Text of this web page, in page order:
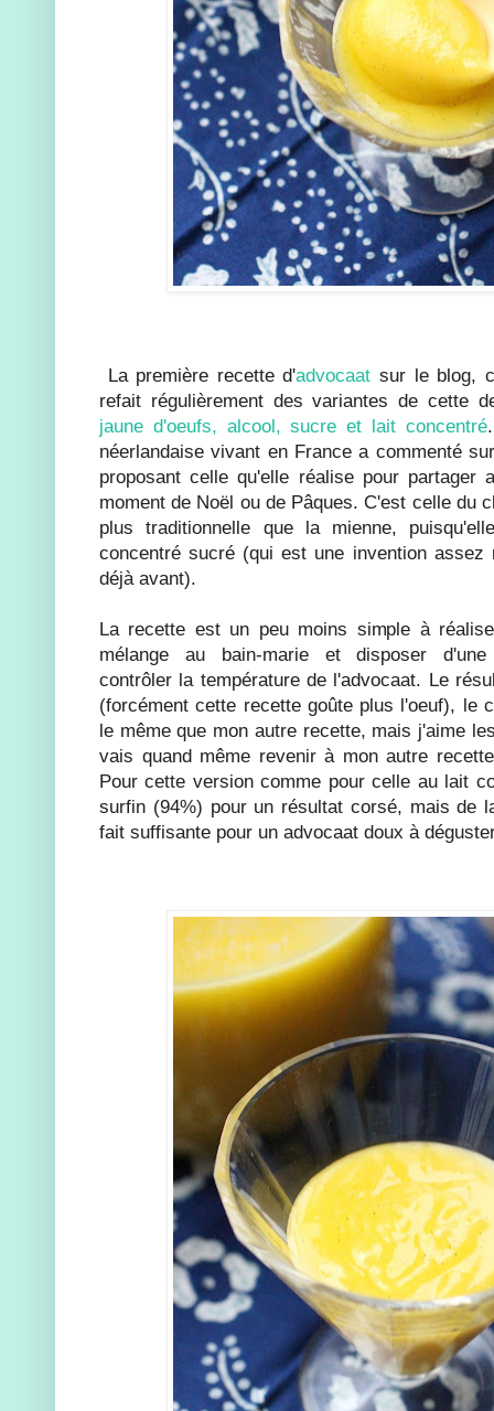
La première recette d'advocaat sur le blog,
refait régulièrement des variantes de cette
jaune d'oeufs, alcool, sucre et lait concentré
néerlandaise vivant en France a commenté
proposant celle qu'elle réalise pour partager
moment de Noël ou de Pâques. C'est celle du
plus traditionnelle que la mienne,
concentré sucré (qui est une invention assez
déjà avant).
La recette est un peu moins simple à
mélange au bain-marie et disposer d'une
contrôler la température de l'advocaat. Le
(forcément cette recette goûte plus l'oeuf), le
le même que mon autre recette, mais j'aime
vais quand même revenir à mon autre
Pour cette version comme pour celle au lait
surfin (94%) pour un résultat corsé, mais de
fait suffisante pour un advocaat doux à